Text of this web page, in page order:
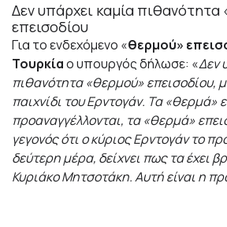
Δεν υπάρχει καμία πιθανότητα
επεισοδίου
Για το ενδεχόμενο «θερμού»
Τουρκίαο υπουργός δήλωσε: «Δεν
πιθανότητα «θερμού» επεισοδίου,
παιχνίδι του Ερντογάν. Τα «θερμά»
προαναγγέλλονται, τα «θερμά»
γεγονός ότι ο κύριος Ερντογάν το
δεύτερη μέρα, δείχνει πως τα έχει
Κυριάκο Μητσοτάκη. Αυτή είναι η